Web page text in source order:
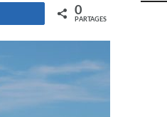
0
PARTAGES